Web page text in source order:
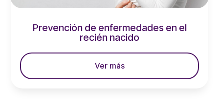
Prevención de enfermedades en el
recién nacido
leer más